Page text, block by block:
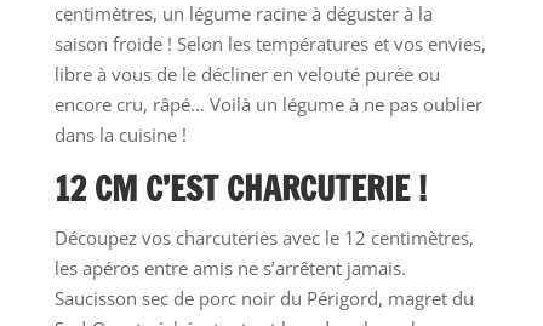
centimètres, un légume racine à déguster à la
saison froide ! Selon les températures et vos envies,
libre à vous de le décliner en velouté purée ou
encore cru, râpé… Voilà un légume à ne pas oublier
dans la cuisine !
12 CM C’EST CHARCUTERIE !
Découpez vos charcuteries avec le 12 centimètres,
les apéros entre amis ne s’arrêtent jamais.
Saucisson sec de porc noir du Périgord, magret du